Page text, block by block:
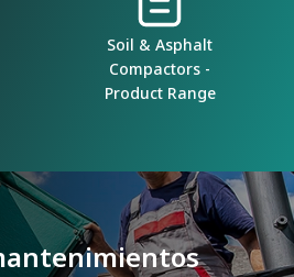
Soil & Asphalt
Compactors -
Product Range